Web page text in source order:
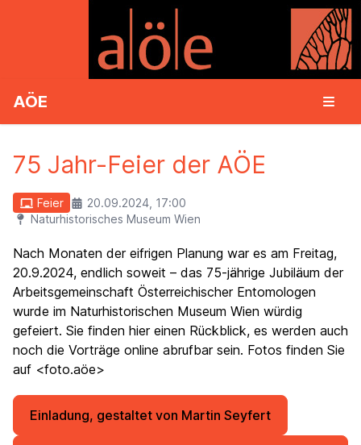
AÖE
75 Jahr-Feier der AÖE
Feier
20.09.2024, 17:00
Naturhistorisches Museum Wien
Nach Monaten der eifrigen Planung war es am Freitag,
20.9.2024, endlich soweit – das 75-jährige Jubiläum der
Arbeitsgemeinschaft Österreichischer Entomologen
wurde im Naturhistorischen Museum Wien würdig
gefeiert. Sie finden hier einen Rückblick, es werden auch
noch die Vorträge online abrufbar sein. Fotos finden Sie
auf <foto.aöe>
Einladung, gestaltet von Martin Seyfert